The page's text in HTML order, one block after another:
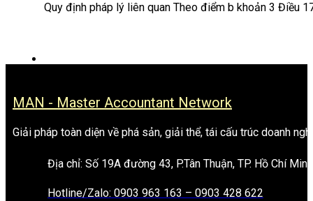
Quy định pháp lý liên quan Theo điểm b khoản 3 Điều
MAN - Master Accountant Network
Giải pháp toàn diện về phá sản, giải thể, tái cấu trúc doanh
Địa chỉ: Số 19A đường 43, P.Tân Thuận, TP. Hồ Chí Minh
Hotline/Zalo: 0903 963 163 – 0903 428 622